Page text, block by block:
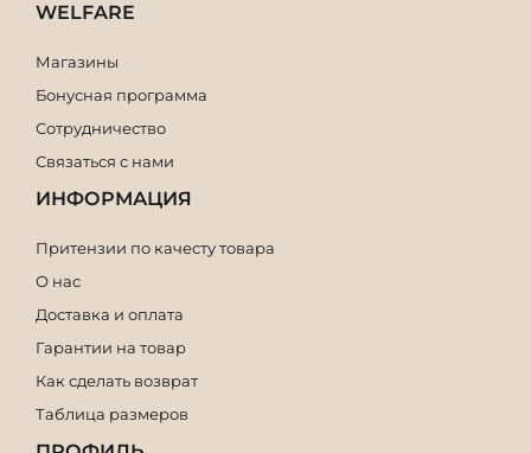
WELFARE
Магазины
Бонусная программа
Сотрудничество
Связаться с нами
ИНФОРМАЦИЯ
Притензии по качесту товара
О нас
Доставка и оплата
Гарантии на товар
Как сделать возврат
Таблица размеров